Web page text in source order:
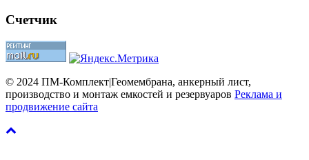
Счетчик
© 2024 ПМ-Комплект|Геомембрана, анкерный лист,
производство и монтаж емкостей и резервуаров Реклама и
продвижение сайта